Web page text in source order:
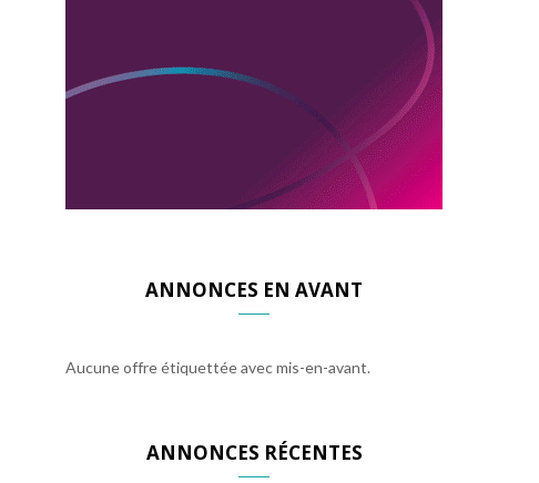
ANNONCES EN AVANT
Aucune offre étiquettée avec mis-en-avant.
ANNONCES RÉCENTES